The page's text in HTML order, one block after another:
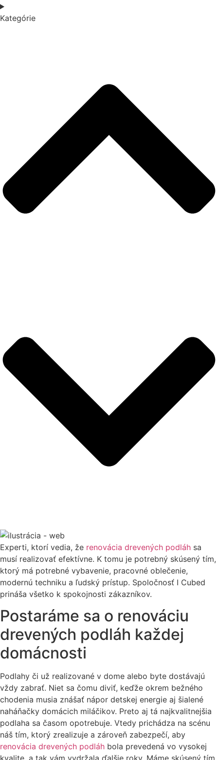
Kategórie
Experti, ktorí vedia, že renovácia drevených podláh sa
musí realizovať efektívne. K tomu je potrebný skúsený tím,
ktorý má potrebné vybavenie, pracovné oblečenie,
modernú techniku a ľudský prístup. Spoločnosť I Cubed
prináša všetko k spokojnosti zákazníkov.
Postaráme sa o renováciu
drevených podláh každej
domácnosti
Podlahy či už realizované v dome alebo byte dostávajú
vždy zabrať. Niet sa čomu diviť, keďže okrem bežného
chodenia musia znášať nápor detskej energie aj šialené
naháňačky domácich miláčikov. Preto aj tá najkvalitnejšia
podlaha sa časom opotrebuje. Vtedy prichádza na scénu
náš tím, ktorý zrealizuje a zároveň zabezpečí, aby
renovácia drevených podláh bola prevedená vo vysokej